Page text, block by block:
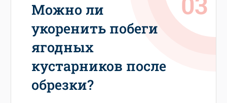
Можно ли
укоренить побеги
ягодных
кустарников после
обрезки?